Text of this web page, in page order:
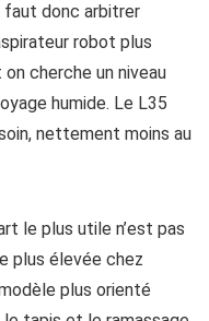
faut donc arbitrer
robot plus
cherche un niveau
humide. Le L35
nettement moins au
le plus utile n’est pas
plus élevée chez
plus orienté